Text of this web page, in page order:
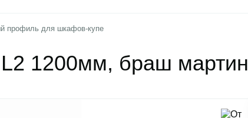
профиль для шкафов-купе
1200мм, браш